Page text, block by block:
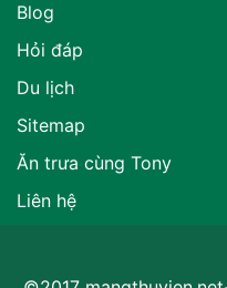
Blog
Hỏi đáp
Du lịch
Sitemap
Ăn trưa cùng Tony
Liên hệ